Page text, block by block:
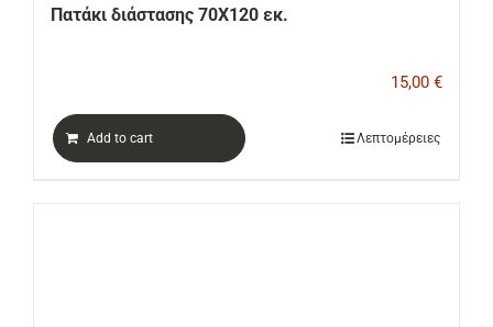
Πατάκι διάστασης 70Χ120 εκ.
15,00 €
Add to cart Λεπτομέρειες